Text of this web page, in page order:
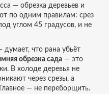
— обрезка деревьев и
по одним правилам: срез
углом 45 градусов, и не
думает, что рана убьёт
обрезка сада— это
В холоде деревья не
через срезы, а
— не переборщить.